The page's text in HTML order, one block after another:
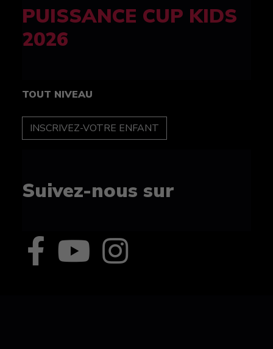
FELINE CUP 100%
féminine
TOUT NIVEAU
INSCRIPTION
Suivez-nous sur